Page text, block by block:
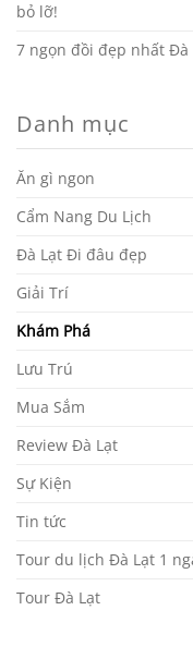
bỏ lỡ!
7 ngọn đồi đẹp nhất Đà
Danh mục
Ăn gì ngon
Cẩm Nang Du Lịch
Đà Lạt Đi đâu đẹp
Giải Trí
Khám Phá
Lưu Trú
Mua Sắm
Review Đà Lạt
Sự Kiện
Tin tức
Tour du lịch Đà Lạt 1
Tour Đà Lạt